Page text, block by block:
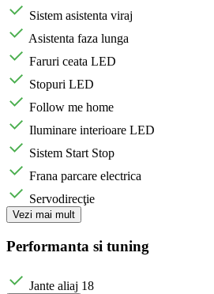
Sistem asistenta viraj
Asistenta faza lunga
Faruri ceata LED
Stopuri LED
Follow me home
Iluminare interioare LED
Sistem Start Stop
Frana parcare electrica
Servodirecţie
Vezi mai mult
Performanta si tuning
Jante aliaj 18